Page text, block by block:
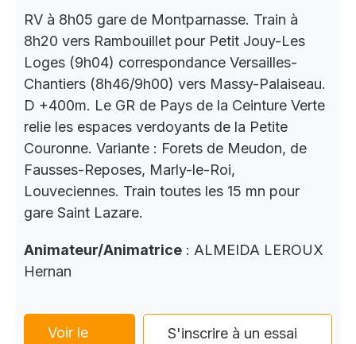
RV à 8h05 gare de Montparnasse. Train à
8h20 vers Rambouillet pour Petit Jouy-Les
Loges (9h04) correspondance Versailles-
Chantiers (8h46/9h00) vers Massy-Palaiseau.
D +400m. Le GR de Pays de la Ceinture Verte
relie les espaces verdoyants de la Petite
Couronne. Variante : Forets de Meudon, de
Fausses-Reposes, Marly-le-Roi,
Louveciennes. Train toutes les 15 mn pour
gare Saint Lazare.
Animateur/Animatrice : ALMEIDA LEROUX
Hernan
Voir le
S'inscrire à un essai